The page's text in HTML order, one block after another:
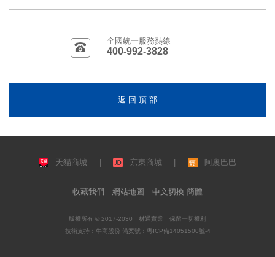
全國統一服務熱線
400-992-3828
返 回 頂 部
天貓商城 京東商城 阿裏巴巴
收藏我們 網站地圖 中文切換 簡體
版權所有 © 2017-2030 材通實業 保留一切權利
技術支持： 牛商股份 備案號： 粵ICP備14051500號-4